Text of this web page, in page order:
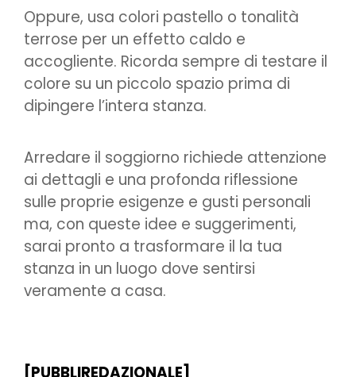
Oppure, usa colori pastello o tonalità
terrose per un effetto caldo e
accogliente. Ricorda sempre di testare il
colore su un piccolo spazio prima di
dipingere l’intera stanza.
Arredare il soggiorno richiede attenzione
ai dettagli e una profonda riflessione
sulle proprie esigenze e gusti personali
ma, con queste idee e suggerimenti,
sarai pronto a trasformare il la tua
stanza in un luogo dove sentirsi
veramente a casa.
[PUBBLIREDAZIONALE]